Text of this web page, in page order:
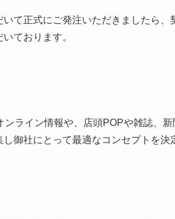
て正式にご発注いただきましたら、
ております。
ライン情報や、店頭POPや雑誌、
御社にとって最適なコンセプトを決